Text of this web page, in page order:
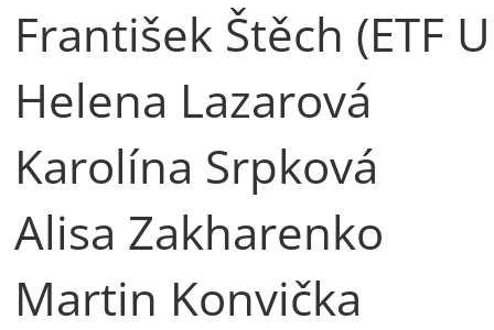
František Štěch (ETF
Helena Lazarová
Karolína Srpková
Alisa Zakharenko
Martin Konvička